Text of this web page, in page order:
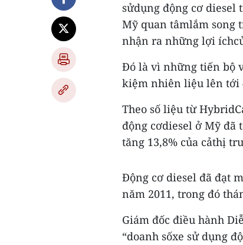
sửdụng động cơ diesel
Mỹ quan tâmlắm song
nhận ra những lợi
Đó là vì những tiến bộ
kiệm nhiên liệu lên tới
Theo số liệu từ
động cơdiesel ở Mỹ đã
tăng 13,8% của cảthị
Động cơ diesel đã đạt
năm 2011, trong đó
Giám đốc điều hành
“doanh sốxe sử dụng